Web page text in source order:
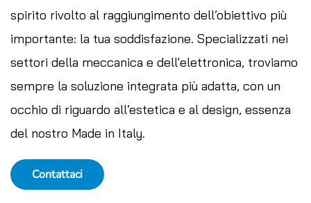
spirito rivolto al raggiungimento dell’obiettivo più
importante: la tua soddisfazione. Specializzati nei
settori della meccanica e dell'elettronica, troviamo
sempre la soluzione integrata più adatta, con un
occhio di riguardo all’estetica e al design, essenza
del nostro Made in Italy.
Contattaci